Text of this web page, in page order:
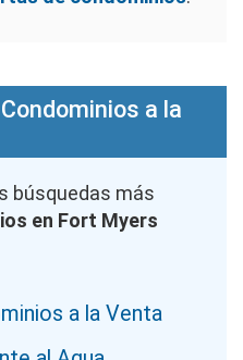
a la
búsquedas más
en Fort Myers
a la Venta